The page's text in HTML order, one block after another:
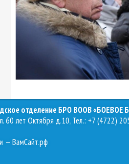
отделение БРО ВООВ «БОЕВОЕ
60 лет Октября д.10, Тел.: +7 (4722)
— ВамСайт.рф